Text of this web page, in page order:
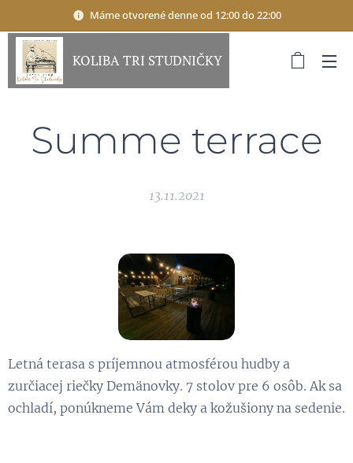
Máme otvorené denne od 12:00 do 22:00
KOLIBA TRI STUDNIČKY
Summe terrace
13.11.2021
Letná terasa s príjemnou atmosférou hudby a
zurčiacej riečky Demänovky. 7 stolov pre 6 osôb. Ak sa
ochladí, ponúkneme Vám deky a kožušiony na sedenie.